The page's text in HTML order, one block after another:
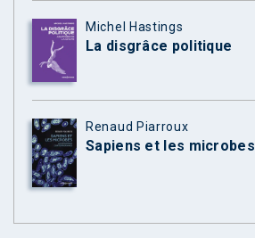
Michel Hastings
La disgrâce politique
Renaud Piarroux
Sapiens et les microbes